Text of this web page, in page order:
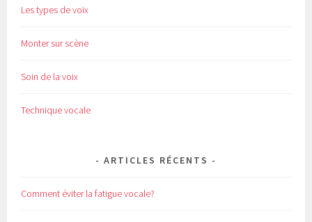
Les types de voix
Monter sur scène
Soin de la voix
Technique vocale
ARTICLES RÉCENTS
Comment éviter la fatigue vocale?